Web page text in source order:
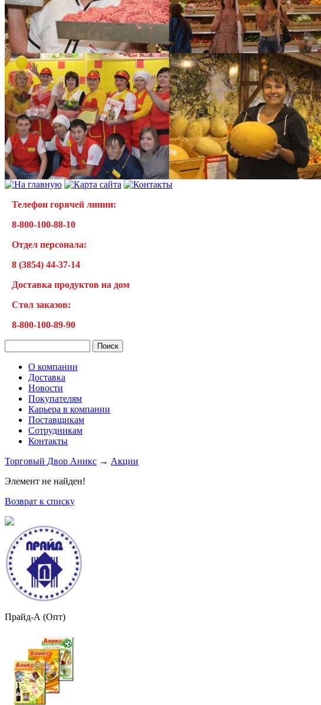
Телефон горячей линии:
8-800-100-88-10
Отдел персонала:
8 (3854) 44-37-14
Доставка продуктов на дом
Cтол заказов:
8-800-100-89-90
О компании
Доставка
Новости
Покупателям
Карьера в компании
Поставщикам
Сотрудникам
Контакты
Торговый Двор Аникс → Акции
Элемент не найден!
Возврат к списку
Прайд-А (Опт)